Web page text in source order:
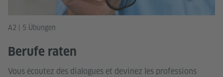
A2 | 5 Übungen
Berufe raten
Vous écoutez des dialogues et devinez les professions